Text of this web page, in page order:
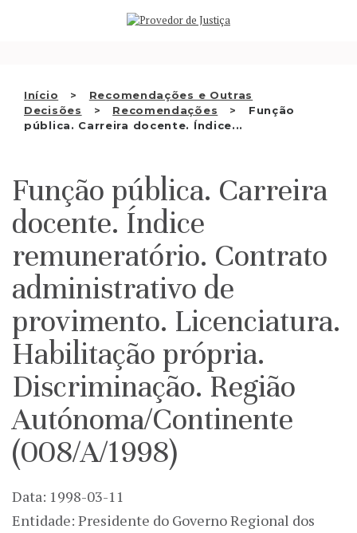
Início
Recomendações e Outras
Decisões
Recomendações
Função
pública. Carreira docente. Índice...
QUEM SOMOS
RECOMENDAÇÕES E OUTRAS
DECISÕES
APRESENTAR QUEIXA
PT
Função pública. Carreira
docente. Índice
remuneratório. Contrato
administrativo de
provimento. Licenciatura.
Habilitação própria.
Discriminação. Região
Autónoma/Continente
(008/A/1998)
Data: 1998-03-11
Entidade: Presidente do Governo Regional dos